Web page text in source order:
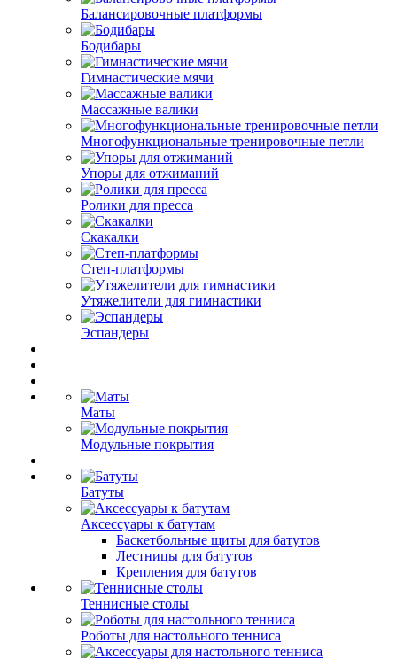
Балансировочные платформы
Бодибары
Гимнастические мячи
Массажные валики
Многофункциональные тренировочные петли
Упоры для отжиманий
Ролики для пресса
Скакалки
Степ-платформы
Утяжелители для гимнастики
Эспандеры
Маты
Модульные покрытия
Батуты
Аксессуары к батутам
Баскетбольные щиты для батутов
Лестницы для батутов
Крепления для батутов
Теннисные столы
Роботы для настольного тенниса